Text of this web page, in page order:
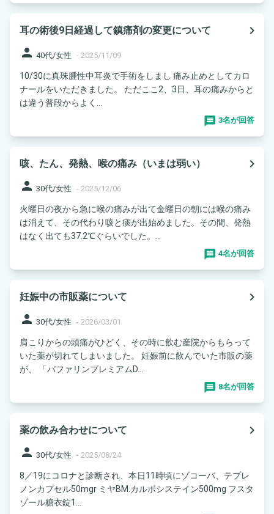
耳の術後9日経過して鎮痛剤の変更について
navigate_next
person 40代/女性 - 2025/11/09
10/30に真珠腫性中耳炎で手術をしまし 痛み止めとしてカロ
ナールをいただきました。 ただここ2、3日、耳の痛みからと
は違う普段からよく...
3名が回答
咳、たん、発熱、喉の痛み（いまは弱い）
navigate_next
person 30代/女性 - 2025/12/06
火曜日の夜から急に喉の痛みが出て金曜日の朝には喉の痛み
は消えて、その代わり咳と痰が出始めました。その間、発熱
はなく出ても37.2℃ぐらいでした。...
4名が回答
妊娠中の市販薬について
navigate_next
person 30代/女性 - 2026/03/01
肩こりからの頭痛がひどく、その時に飲む産院からもらって
いた薬が切れてしまいました。 妊娠前に飲んでいた市販の薬
が、 「バファリンプレミアムD...
8名が回答
薬の飲み合わせについて
navigate_next
person 30代/女性 - 2025/08/24
8／19にコロナと診断され、本日11時頃にゾコーバ、テプレ
ノンカプセル50mgr ミヤBM.カルボシステイン500mg フスタ
ゾール糖衣錠1...